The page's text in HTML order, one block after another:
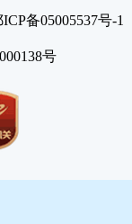
备05005537号
号